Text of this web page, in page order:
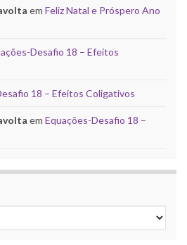
em Feliz Natal e Próspero Ano
Desafio 18 – Efeitos
18 – Efeitos Coligativos
em Equações-Desafio 18 –